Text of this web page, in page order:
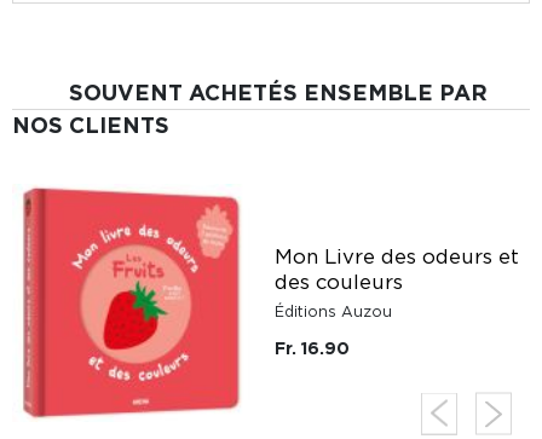
SOUVENT ACHETÉS ENSEMBLE PAR
NOS CLIENTS
Mon Livre des odeurs et
des couleurs
Éditions Auzou
Fr. 16.90